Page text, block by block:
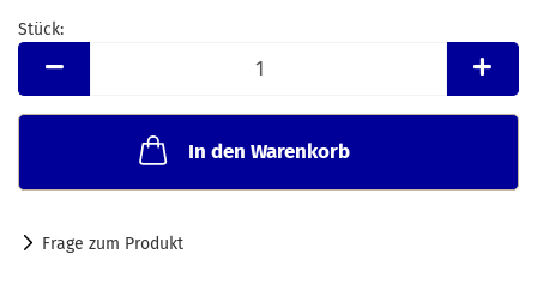
Stück:
Stück
In den Warenkorb
Frage zum Produkt